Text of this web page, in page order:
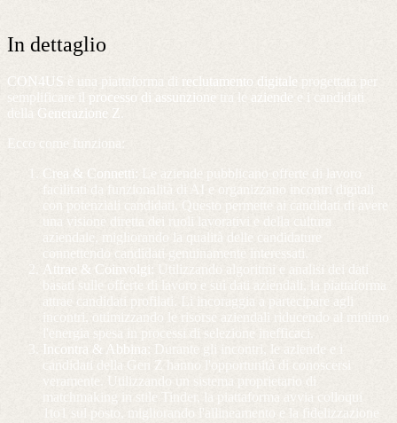
In dettaglio
CON4US è una piattaforma di reclutamento digitale progettata per
semplificare il processo di assunzione tra le aziende e i candidati
della Generazione Z
Ecco come funziona:
Crea & Connetti: Le aziende pubblicano offerte di lavoro
facilitati da funzionalità di AI e organizzano incontri digitali
con potenziali candidati. Questo permette ai candidati di avere
una visione diretta dei ruoli lavorativi e della cultura
aziendale, migliorando la qualità delle candidature
connettendo candidati genuinamente interessati.
Attrae & Coinvolgi:
Utilizzando algoritmi e analisi dei dati
basati sulle offerte di lavoro e sui dati aziendali, la piattaforma
attrae candidati profilati. Li incoraggia a partecipare agli
incontri, ottimizzando le risorse aziendali riducendo al minimo
l'energia spesa in processi di selezione inefficaci.
Incontra & Abbina:
Durante gli incontri, le aziende e i
candidati della Gen Z hanno l'opportunità di conoscersi
veramente. Utilizzando un sistema proprietario di
matchmaking in stile Tinder, la piattaforma avvia colloqui
1to1 sul posto, migliorando l'allineamento e la fidelizzazione